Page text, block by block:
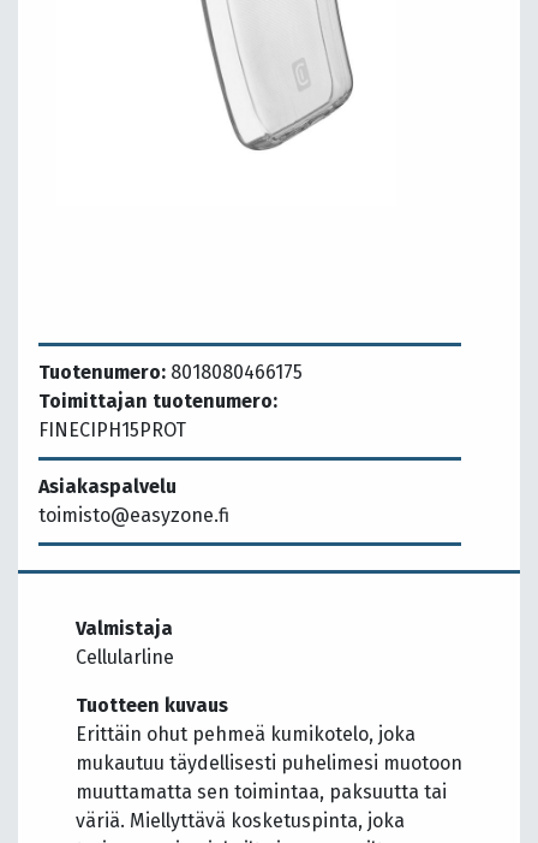
Tuotenumero: 8018080466175
Toimittajan tuotenumero:
FINECIPH15PROT
Asiakaspalvelu
toimisto@easyzone.fi
Valmistaja
Cellularline
Tuotteen kuvaus
Erittäin ohut pehmeä kumikotelo, joka
mukautuu täydellisesti puhelimesi muotoon
muuttamatta sen toimintaa, paksuutta tai
väriä. Miellyttävä kosketuspinta, joka